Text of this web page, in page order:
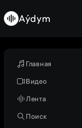
Главная
Видео
Лента
Поиск
Aýdym